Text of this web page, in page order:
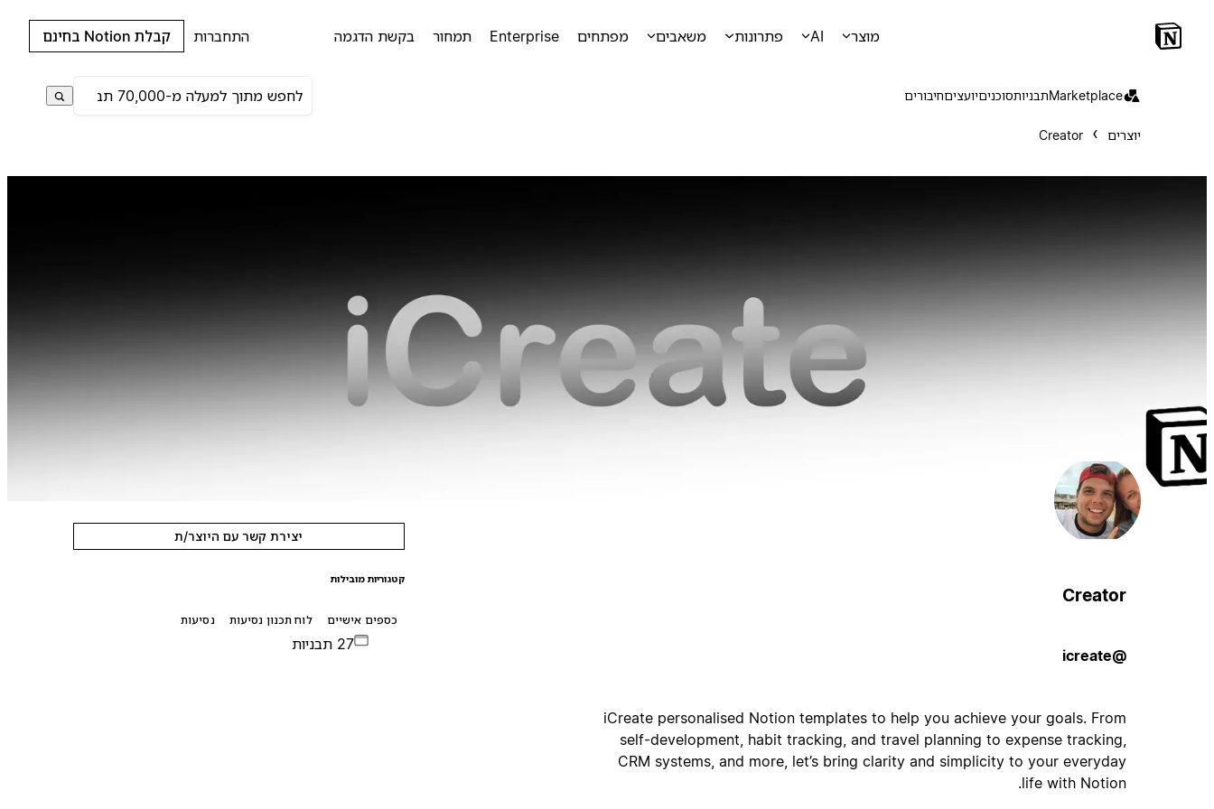
מוצר AI פתרונות משאבים מפתחים Enterprise תמחור בקשת הדגמה התחברות קבלת Notion בחינם
Marketplaceתבניותסוכניםיועציםחיבורים
יוצרים Creator
Creator
@icreate
iCreate personalised Notion templates to help you achieve your goals. From
self-development, habit tracking, and travel planning to expense tracking,
CRM systems, and more, let’s bring clarity and simplicity to your everyday
life with Notion.
יצירת קשר עם היוצר/ת
קטגוריות מובילות
כספים אישיים לוח תכנון נסיעות נסיעות
27 תבניות